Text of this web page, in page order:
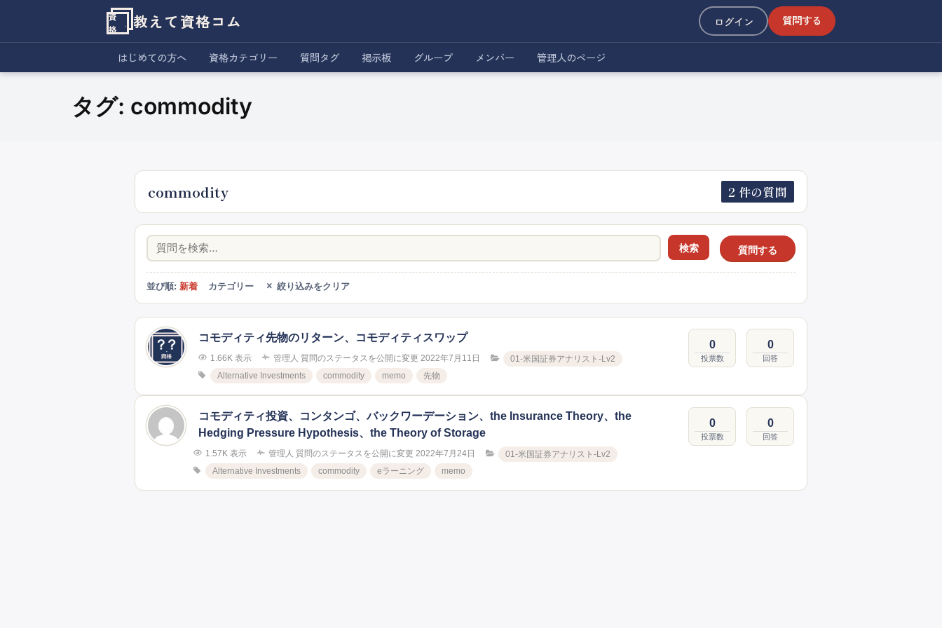
資
格
教えて資格コム ログイン 質問する
はじめての方へ 資格カテゴリー 質問タグ 掲示板 グループ メンバー 管理人のページ
タグ: commodity
commodity 2 件の質問
質問する
検索
並び順: 新着 カテゴリー 絞り込みをクリア
0
投票数
0
回答
コモディティ先物のリターン、コモディティスワップ
1.66K 表示 管理人 質問のステータスを公開に変更 2022年7月11日
01-米国証券アナリスト-Lv2
Alternative Investments
commodity memo 先物
0
投票数
0
回答
コモディティ投資、コンタンゴ、バックワーデーション、the Insurance Theory、the
Hedging Pressure Hypothesis、the Theory of Storage
1.57K 表示 管理人 質問のステータスを公開に変更 2022年7月24日
01-米国証券アナリスト-Lv2
Alternative Investments
commodity eラーニング memo